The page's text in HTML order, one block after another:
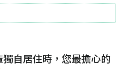
自居住時，您最擔心的